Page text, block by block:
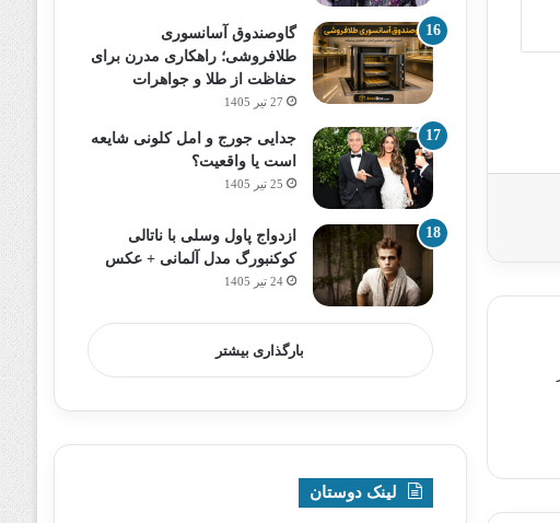
گاوصندوق آسانسوری
طلافروشی؛ راهکاری مدرن برای
حفاظت از طلا و جواهرات
27 تیر 1405
جدایی جورج و امل کلونی شایعه
است یا واقعیت؟
25 تیر 1405
ازدواج پاول وسلی با ناتالی
کوکنبورگ مدل آلمانی + عکس
24 تیر 1405
بارگذاری بیشتر
لینک دوستان